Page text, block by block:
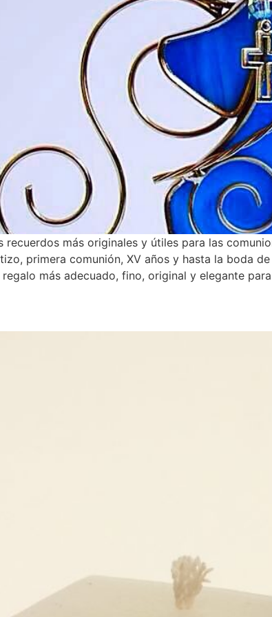
recuerdos más originales y útiles para las
primera comunión, XV años y hasta la boda
más adecuado, fino, original y elegante